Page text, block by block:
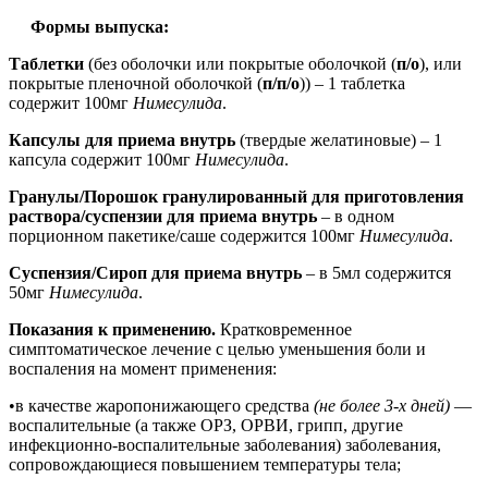
Формы выпуска:
Таблетки (без оболочки или покрытые оболочкой (п/о), или
покрытые пленочной оболочкой (п/п/о)) – 1 таблетка
содержит 100мг Нимесулида.
Капсулы для приема внутрь (твердые желатиновые) – 1
капсула содержит 100мг Нимесулида.
Гранулы/Порошок гранулированный для приготовления
раствора/суспензии для приема внутрь – в одном
порционном пакетике/саше содержится 100мг Нимесулида.
Суспензия/Сироп для приема внутрь – в 5мл содержится
50мг Нимесулида.
Показания к применению. Кратковременное
симптоматическое лечение с целью уменьшения боли и
воспаления на момент применения:
•в качестве жаропонижающего средства (не более 3-х дней) —
воспалительные (а также ОРЗ, ОРВИ, грипп, другие
инфекционно-воспалительные заболевания) заболевания,
сопровождающиеся повышением температуры тела;